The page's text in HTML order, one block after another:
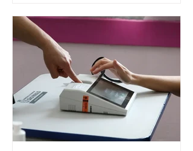
medicamento carbotegravir, que
impede a replicação do vírus de forma
prolongada e pode ser tomado a cada
dois meses. O pedido de inclusão vai
ser encaminhado pelo Ministério da
Saúde à Comissão Nacional de
Incorporação de Novas Tecnologias no
SUS (Conitec) na semana que vem. A
Conitec é um colegiado